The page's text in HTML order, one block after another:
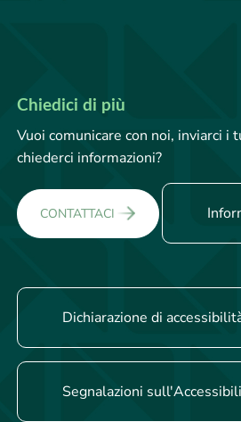
Chiedici di più
Vuoi comunicare con noi, inviarci
chiederci informazioni?
CONTATTACI
Dichiarazione di
Segnalazioni